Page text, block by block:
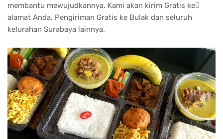
membantu mewujudkannya. Kami akan kirim Gratis ke ِ
alamat Anda. Pengiriman Gratis ke Bulak dan seluruh
kelurahan Surabaya lainnya.